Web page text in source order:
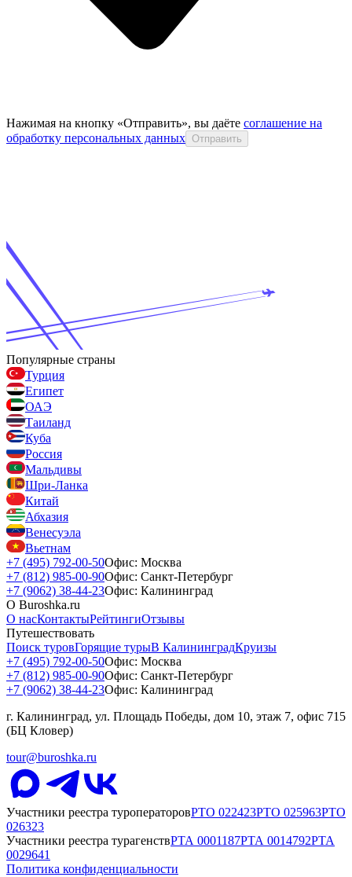
Нажимая на кнопку «Отправить», вы даёте соглашение на
обработку персональных данных Отправить
Популярные страны
Турция
Египет
ОАЭ
Таиланд
Куба
Россия
Мальдивы
Шри-Ланка
Китай
Абхазия
Венесуэла
Вьетнам
+7 (495) 792-00-50Офис: Москва
+7 (812) 985-00-90Офис: Санкт-Петербург
+7 (9062) 38-44-23Офис: Калининград
О Buroshka.ru
О насКонтактыРейтингиОтзывы
Путешествовать
Поиск туровГорящие турыВ КалининградКруизы
+7 (495) 792-00-50Офис: Москва
+7 (812) 985-00-90Офис: Санкт-Петербург
+7 (9062) 38-44-23Офис: Калининград
г. Калининград, ул. Площадь Победы, дом 10, этаж 7, офис 715
(БЦ Кловер)
tour@buroshka.ru
Участники реестра туроператоровРТО 022423РТО 025963РТО
026323
Участники реестра турагенствРТА 0001187РТА 0014792РТА
0029641
Политика конфиденциальности